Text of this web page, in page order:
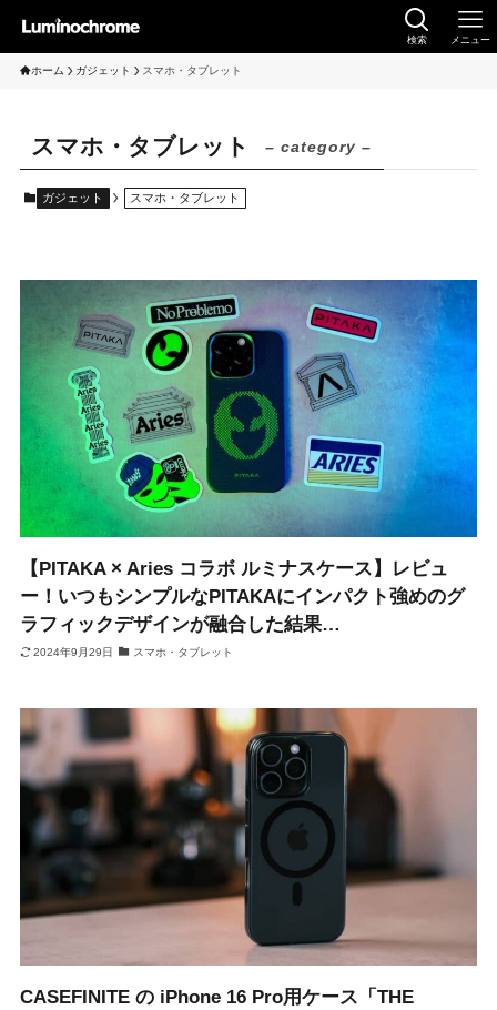
検索 メニュー
ホーム ガジェット スマホ・タブレット
スマホ・タブレット – category –
ガジェット スマホ・タブレット
【PITAKA × Aries コラボ ルミナスケース】レビュ
ー！いつもシンプルなPITAKAにインパクト強めのグ
ラフィックデザインが融合した結果…
2024年9月29日 スマホ・タブレット
CASEFINITE の iPhone 16 Pro用ケース「THE